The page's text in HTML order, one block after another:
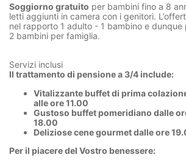
Soggiorno gratuito per bambini fino a 8
letti aggiunti in camera con i genitori.
nel rapporto 1 adulto - 1 bambino e dunque
2 bambini per famiglia.
Servizi inclusi
Il trattamento di pensione a 3/4 include:
Vitalizzante buffet di prima
alle ore 11.00
Gustoso buffet pomeridiano dalle
18.00
Deliziose cene gourmet dalle ore
Per il piacere del Vostro benessere: